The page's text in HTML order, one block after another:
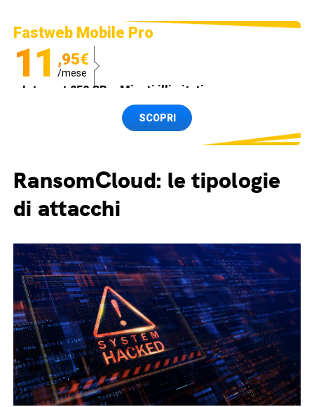
Fastweb Mobile Pro
11 ,95€
/mese
Internet 250 GB e Minuti illimitati
Spedizione SIM GRATISSCOPRI
RansomCloud: le tipologie
di attacchi